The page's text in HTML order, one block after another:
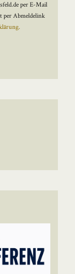
per E-Mail
per Abmeldelink